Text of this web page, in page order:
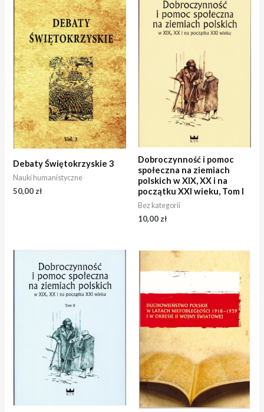
Debaty Świętokrzyskie 3
Nauki humanistyczne
50,00 zł
Dobroczynność i pomoc
społeczna na ziemiach
polskich w XIX, XX i na
początku XXI wieku, Tom I
Bez kategorii
10,00 zł